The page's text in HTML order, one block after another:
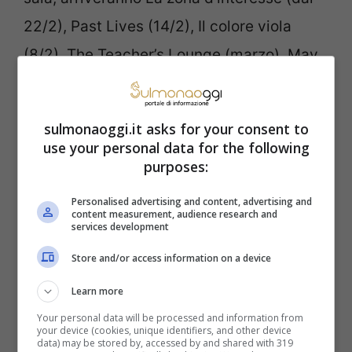
22/2), Past Lives (14/2), Il colore viola
(8/2), The Teacher’s Lounge (marzo), May
December (24/4), Robot Dreams (14/2).
Solo American Fiction, al momento, è
senza distributore.
Ecco dove vedere, a
febbraio, in Tv o al cinema i
film finiti in Nomination.
Una vera scorpacciata per
gli appassionati
sulmonaoggi.it asks for your consent to
use your personal data for the following
purposes:
Personalised advertising and content, advertising and
content measurement, audience research and
services development
Store and/or access information on a device
Learn more
Your personal data will be processed and information from
your device (cookies, unique identifiers, and other device
data) may be stored by, accessed by and shared with 319